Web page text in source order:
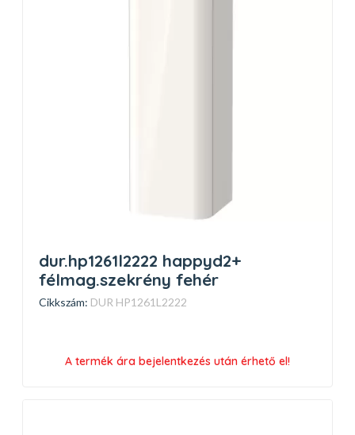
dur.hp1261l2222 happyd2+
félmag.szekrény fehér
Cikkszám: DUR HP1261L2222
A termék ára bejelentkezés után érhető el!